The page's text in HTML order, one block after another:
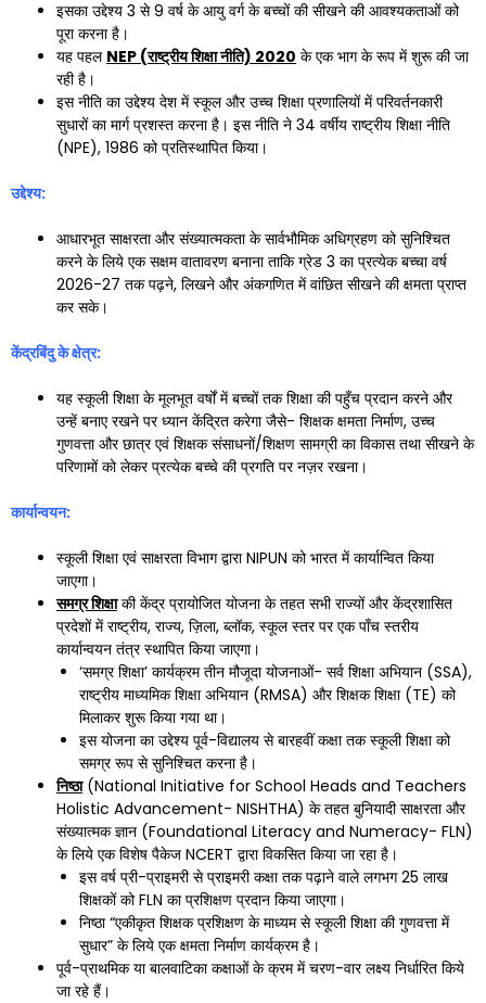
इसका उद्देश्य 3 से 9 वर्ष के आयु वर्ग के बच्चों की सीखने की आवश्यकताओं को
पूरा करना है।
यह पहल NEP (राष्ट्रीय शिक्षा नीति) 2020 के एक भाग के रूप में शुरू की जा
रही है।
इस नीति का उद्देश्य देश में स्कूल और उच्च शिक्षा प्रणालियों में परिवर्तनकारी
सुधारों का मार्ग प्रशस्त करना है। इस नीति ने 34 वर्षीय राष्ट्रीय शिक्षा नीति
(NPE), 1986 को प्रतिस्थापित किया।
उद्देश्य:
आधारभूत साक्षरता और संख्यात्मकता के सार्वभौमिक अधिग्रहण को सुनिश्चित
करने के लिये एक सक्षम वातावरण बनाना ताकि ग्रेड 3 का प्रत्येक बच्चा वर्ष
2026-27 तक पढ़ने, लिखने और अंकगणित में वांछित सीखने की क्षमता प्राप्त
कर सके।
केंद्रबिंदु के क्षेत्र:
यह स्कूली शिक्षा के मूलभूत वर्षों में बच्चों तक शिक्षा की पहुँच प्रदान करने और
उन्हें बनाए रखने पर ध्यान केंद्रित करेगा जैसे- शिक्षक क्षमता निर्माण, उच्च
गुणवत्ता और छात्र एवं शिक्षक संसाधनों/शिक्षण सामग्री का विकास तथा सीखने के
परिणामों को लेकर प्रत्येक बच्चे की प्रगति पर नज़र रखना।
कार्यान्वयन:
स्कूली शिक्षा एवं साक्षरता विभाग द्वारा NIPUN को भारत में कार्यान्वित किया
जाएगा।
समग्र शिक्षाकी केंद्र प्रायोजित योजना के तहत सभी राज्यों और केंद्रशासित
प्रदेशों में राष्ट्रीय, राज्य, ज़िला, ब्लॉक, स्कूल स्तर पर एक पाँच स्तरीय
कार्यान्वयन तंत्र स्थापित किया जाएगा।
‘समग्र शिक्षा’ कार्यक्रम तीन मौजूदा योजनाओं- सर्व शिक्षा अभियान (SSA),
राष्ट्रीय माध्यमिक शिक्षा अभियान (RMSA) और शिक्षक शिक्षा (TE) को
मिलाकर शुरू किया गया था।
इस योजना का उद्देश्य पूर्व-विद्यालय से बारहवीं कक्षा तक स्कूली शिक्षा को
समग्र रूप से सुनिश्चित करना है।
निष्ठा(National Initiative for School Heads and Teachers
Holistic Advancement- NISHTHA) के तहत बुनियादी साक्षरता और
संख्यात्मक ज्ञान (Foundational Literacy and Numeracy- FLN)
के लिये एक विशेष पैकेज NCERT द्वारा विकसित किया जा रहा है।
इस वर्ष प्री-प्राइमरी से प्राइमरी कक्षा तक पढ़ाने वाले लगभग 25 लाख
शिक्षकों को FLN का प्रशिक्षण प्रदान किया जाएगा।
निष्ठा “एकीकृत शिक्षक प्रशिक्षण के माध्यम से स्कूली शिक्षा की गुणवत्ता में
सुधार” के लिये एक क्षमता निर्माण कार्यक्रम है।
पूर्व-प्राथमिक या बालवाटिका कक्षाओं के क्रम में चरण-वार लक्ष्य निर्धारित किये
जा रहे हैं।